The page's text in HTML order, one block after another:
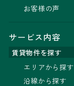
お客様の声
サービス内容
賃貸物件を探す
エリアから探す
沿線から探す